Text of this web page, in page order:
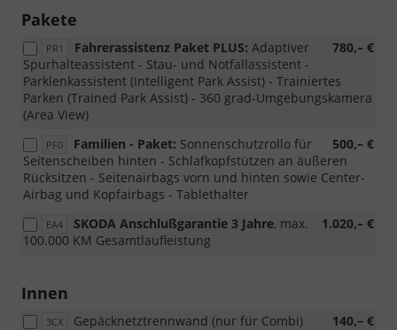
Pakete
PR1 780,– €
Fahrerassistenz Paket PLUS: Adaptiver
Spurhalteassistent - Stau- und Notfallassistent -
Parklenkassistent (Intelligent Park Assist) - Trainiertes
Parken (Trained Park Assist) - 360 grad-Umgebungskamera
(Area View)
PF0 500,– €
Familien - Paket: Sonnenschutzrollo für
Seitenscheiben hinten - Schlafkopfstützen an äußeren
Rücksitzen - Seitenairbags vorn und hinten sowie Center-
Airbag und Kopfairbags - Tablethalter
EA4 1.020,– €
SKODA Anschlußgarantie 3 Jahre, max.
100.000 KM Gesamtlaufleistung
Innen
3CX 140,– €
Gepäcknetztrennwand (nur für Combi)